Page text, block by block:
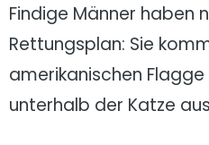
Findige Männer haben
Rettungsplan: Sie
amerikanischen
unterhalb der Katze